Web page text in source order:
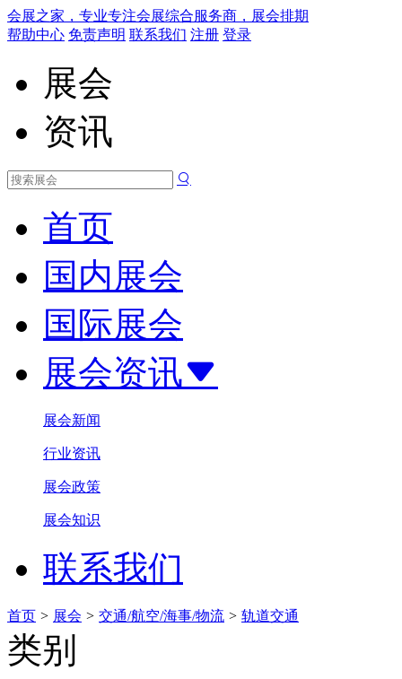
会展之家，专业专注会展综合服务商，展会排期
帮助中心 免责声明 联系我们 注册 登录
展会
资讯
首页
国内展会
国际展会
展会资讯
展会新闻
行业资讯
展会政策
展会知识
联系我们
首页 > 展会 > 交通/航空/海事/物流 > 轨道交通
类别